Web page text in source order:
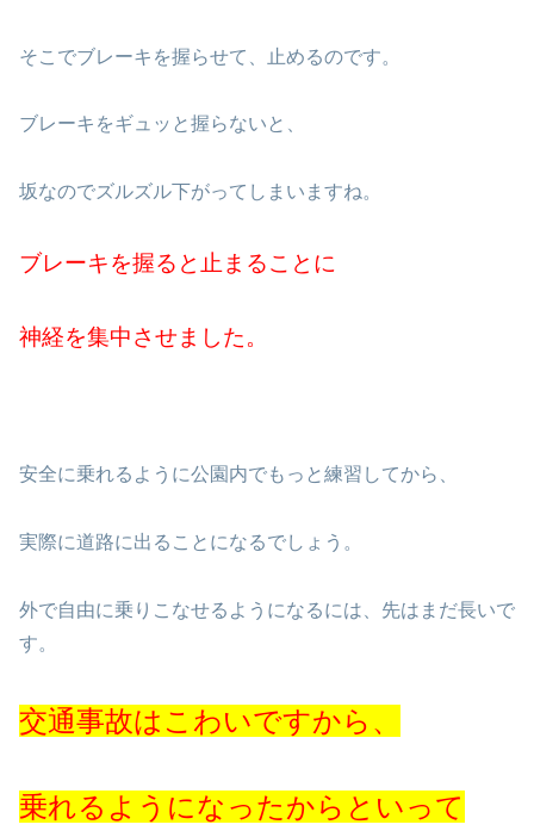
そこでブレーキを握らせて、止めるのです。
ブレーキをギュッと握らないと、
坂なのでズルズル下がってしまいますね。
ブレーキを握ると止まることに
神経を集中させました。
安全に乗れるように公園内でもっと練習してから、
実際に道路に出ることになるでしょう。
外で自由に乗りこなせるようになるには、先はまだ長いで
す。
交通事故はこわいですから、
乗れるようになったからといって